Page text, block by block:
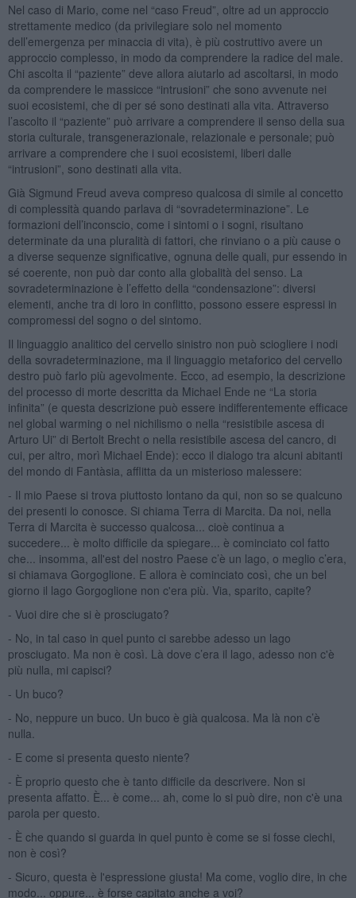
Nel caso di Mario, come nel “caso Freud”, oltre ad un approccio
strettamente medico (da privilegiare solo nel momento
dell’emergenza per minaccia di vita), è più costruttivo avere un
approccio complesso, in modo da comprendere la radice del male.
Chi ascolta il “paziente” deve allora aiutarlo ad ascoltarsi, in modo
da comprendere le massicce “intrusioni” che sono avvenute nei
suoi ecosistemi, che di per sé sono destinati alla vita. Attraverso
l’ascolto il “paziente” può arrivare a comprendere il senso della sua
storia culturale, transgenerazionale, relazionale e personale; può
arrivare a comprendere che i suoi ecosistemi, liberi dalle
“intrusioni”, sono destinati alla vita.
Già Sigmund Freud aveva compreso qualcosa di simile al concetto
di complessità quando parlava di “sovradeterminazione”. Le
formazioni dell’inconscio, come i sintomi o i sogni, risultano
determinate da una pluralità di fattori, che rinviano o a più cause o
a diverse sequenze significative, ognuna delle quali, pur essendo in
sé coerente, non può dar conto alla globalità del senso. La
sovradeterminazione è l’effetto della “condensazione”: diversi
elementi, anche tra di loro in conflitto, possono essere espressi in
compromessi del sogno o del sintomo.
Il linguaggio analitico del cervello sinistro non può sciogliere i nodi
della sovradeterminazione, ma il linguaggio metaforico del cervello
destro può farlo più agevolmente. Ecco, ad esempio, la descrizione
del processo di morte descritta da Michael Ende ne “La storia
infinita” (e questa descrizione può essere indifferentemente efficace
nel global warming o nel nichilismo o nella “resistibile ascesa di
Arturo Ui” di Bertolt Brecht o nella resistibile ascesa del cancro, di
cui, per altro, morì Michael Ende): ecco il dialogo tra alcuni abitanti
del mondo di Fantàsia, afflitta da un misterioso malessere:
- Il mio Paese si trova piuttosto lontano da qui, non so se qualcuno
dei presenti lo conosce. Si chiama Terra di Marcita. Da noi, nella
Terra di Marcita è successo qualcosa... cioè continua a
succedere... è molto difficile da spiegare... è cominciato col fatto
che... insomma, all'est del nostro Paese c’è un lago, o meglio c’era,
si chiamava Gorgoglione. E allora è cominciato così, che un bel
giorno il lago Gorgoglione non c'era più. Via, sparito, capite?
- Vuoi dire che si è prosciugato?
- No, in tal caso in quel punto ci sarebbe adesso un lago
prosciugato. Ma non è così. Là dove c’era il lago, adesso non c'è
più nulla, mi capisci?
- Un buco?
- No, neppure un buco. Un buco è già qualcosa. Ma là non c’è
nulla.
- E come si presenta questo niente?
- È proprio questo che è tanto difficile da descrivere. Non si
presenta affatto. È... è come... ah, come lo si può dire, non c'è una
parola per questo.
- È che quando si guarda in quel punto è come se si fosse ciechi,
non è così?
- Sicuro, questa è l'espressione giusta! Ma come, voglio dire, in che
modo... oppure... è forse capitato anche a voi?